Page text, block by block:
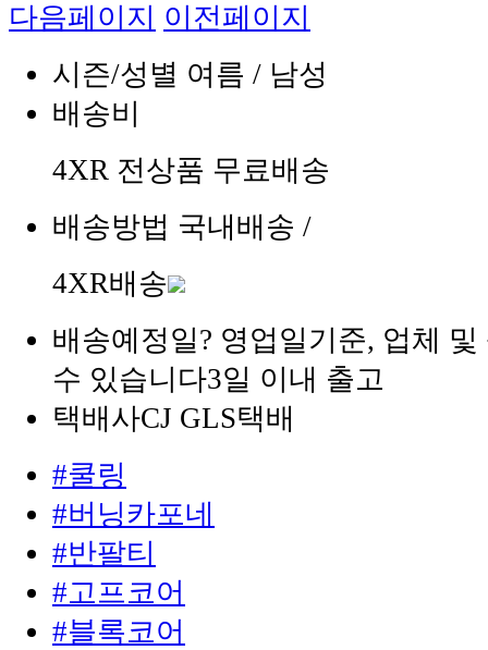
다음페이지
이전페이지
시즌/성별 여름 / 남성
배송비
4XR 전상품 무료배송
배송방법 국내배송 /
4XR배송
배송예정일? 영업일기준, 업체
수 있습니다3일 이내 출고
택배사CJ GLS택배
#쿨링
#버닝카포네
#반팔티
#고프코어
#블록코어